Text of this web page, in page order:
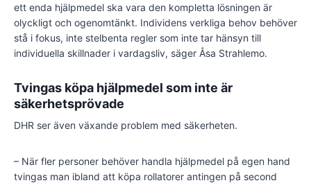
ett enda hjälpmedel ska vara den kompletta lösningen är
olyckligt och ogenomtänkt. Individens verkliga behov behöver
stå i fokus, inte stelbenta regler som inte tar hänsyn till
individuella skillnader i vardagsliv, säger Åsa Strahlemo.
Tvingas köpa hjälpmedel som inte är
säkerhetsprövade
DHR ser även växande problem med säkerheten.
– När fler personer behöver handla hjälpmedel på egen hand
tvingas man ibland att köpa rollatorer antingen på second